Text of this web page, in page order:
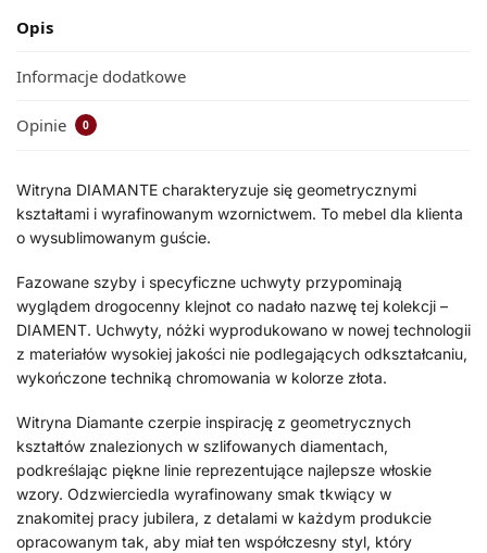
Opis
Informacje dodatkowe
Opinie 0
Witryna DIAMANTE charakteryzuje się geometrycznymi
kształtami i wyrafinowanym wzornictwem. To mebel dla klienta
o wysublimowanym guście.
Fazowane szyby i specyficzne uchwyty przypominają
wyglądem drogocenny klejnot co nadało nazwę tej kolekcji –
DIAMENT. Uchwyty, nóżki wyprodukowano w nowej technologii
z materiałów wysokiej jakości nie podlegających odkształcaniu,
wykończone techniką chromowania w kolorze złota.
Witryna Diamante czerpie inspirację z geometrycznych
kształtów znalezionych w szlifowanych diamentach,
podkreślając piękne linie reprezentujące najlepsze włoskie
wzory. Odzwierciedla wyrafinowany smak tkwiący w
znakomitej pracy jubilera, z detalami w każdym produkcie
opracowanym tak, aby miał ten współczesny styl, który